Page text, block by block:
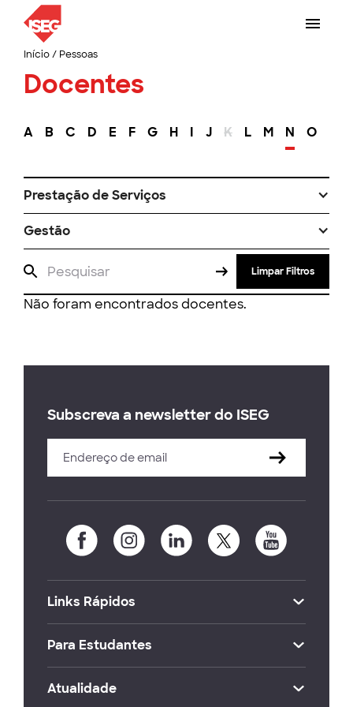
Início/ Pessoas
Docentes
A B C D E F G H I J K L M N O
Prestação de Serviços
Gestão
Limpar Filtros
Não foram encontrados docentes.
Subscreva a newsletter do ISEG
Links Rápidos
Para Estudantes
Atualidade